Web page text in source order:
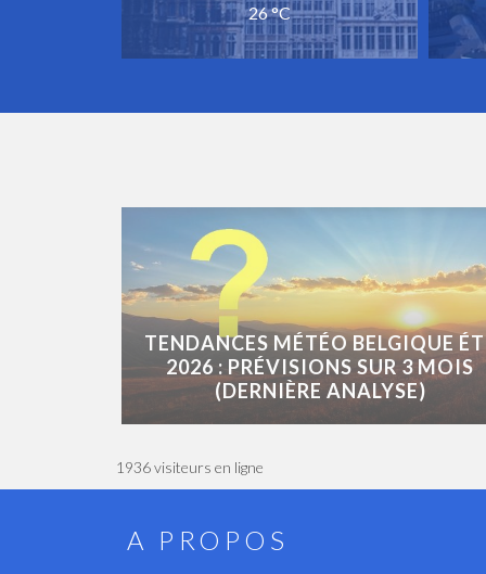
26 °C
TENDANCES MÉTÉO BELGIQUE
2026 : PRÉVISIONS SUR 3 MOIS
(DERNIÈRE ANALYSE)
1936 visiteurs en ligne
A PROPOS